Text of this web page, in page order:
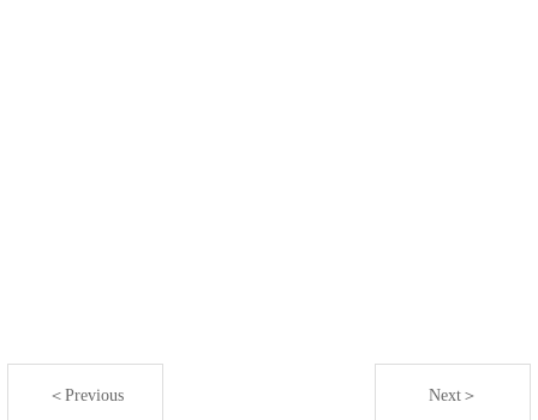
＜Previous Next＞